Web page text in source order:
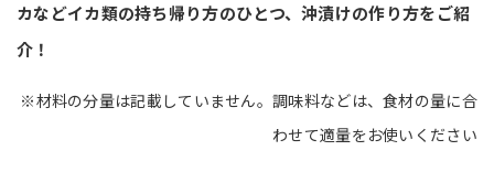
カなどイカ類の持ち帰り方のひとつ、沖漬けの作り方をご紹
介！
※材料の分量は記載していません。調味料などは、食材の量に合
わせて適量をお使いください